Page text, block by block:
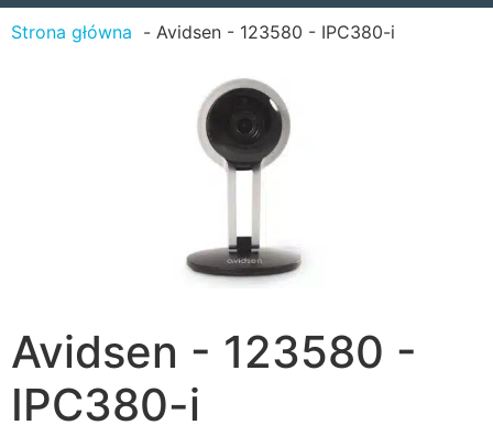
Strona główna Avidsen - 123580 - IPC380-i
Avidsen - 123580 -
IPC380-i